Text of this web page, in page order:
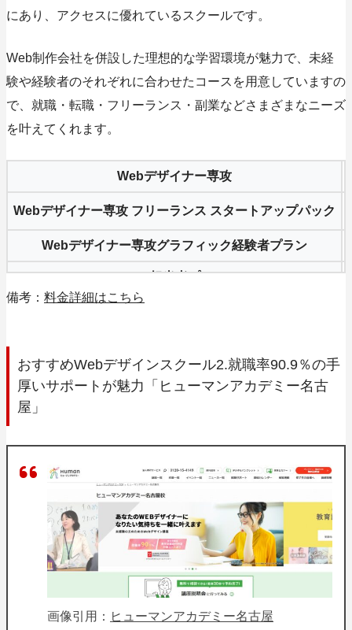
にあり、アクセスに優れているスクールです。
Web制作会社を併設した理想的な学習環境が魅力で、未経
験や経験者のそれぞれに合わせたコースを用意していますの
で、就職・転職・フリーランス・副業などさまざまなニーズ
を叶えてくれます。
Webデザイナー専攻
Webデザイナー専攻 フリーランス スタートアップパック
Webデザイナー専攻グラフィック経験者プラン
Web担当者プラン
副業スタートアップパック
備考： 料金詳細はこちら
おすすめWebデザインスクール2.就職率90.9％の手
厚いサポートが魅力「ヒューマンアカデミー名古
屋」
画像引用： ヒューマンアカデミー名古屋